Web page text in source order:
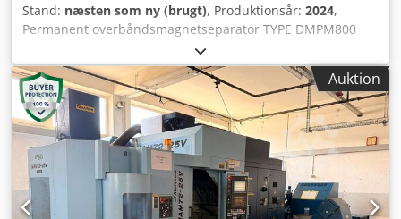
Stand: næsten som ny (brugt), Produktionsår: 2024,
Permanent overbåndsmagnetseparator TYPE DMPM800
1.400 x 900 x 220 mm ===== Robust stålkonstruktion,
svejset Konstruktion svejset & malet RAL 7016 (antracitgrå)
Magnetmål: 800x500x180 mm Drivvalse + omløbervalse i
S235 stål, svejset og bearbejdet Ø220x700 mm, kronet og
afdrejet, aksel fikseret med spændlejer. Drivsystem:
Påmonteret gearmotor GEMOTEG 1,1 KW, hastighed 0,4-0,6
m/sek. Tilslutning 400V, 50Hz, beskyttelsesklasse IP54
Drivsystem klar til tilslutning frem til motorterminalboks
(Opstart skal foretages af autoriseret el-fagperson) PU
Auktion